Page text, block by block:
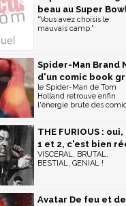
beau au Super
"Vous avez choisis le
mauvais camp."
Spider-Man Brand
d'un comic book
le Spider-Man de Tom
Holland retrouve enfin
l'énergie brute des
THE FURIOUS :
1 et 2, c'est bien
VISCERAL, BRUTAL,
BESTIAL, GENIAL !
Avatar De feu et